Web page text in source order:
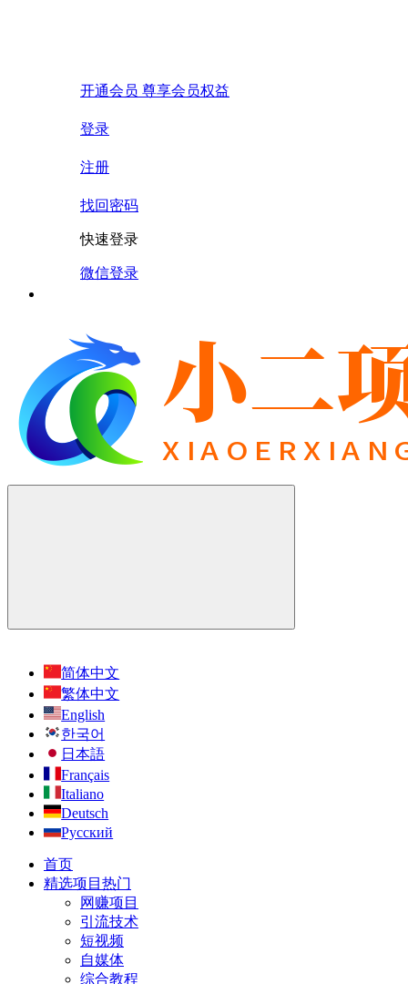
开通会员 尊享会员权益
登录
注册
找回密码
快速登录
微信登录
简体中文
繁体中文
English
한국어
日本語
Français
Italiano
Deutsch
Русский
首页
精选项目 热门
网赚项目
引流技术
短视频
自媒体
综合教程